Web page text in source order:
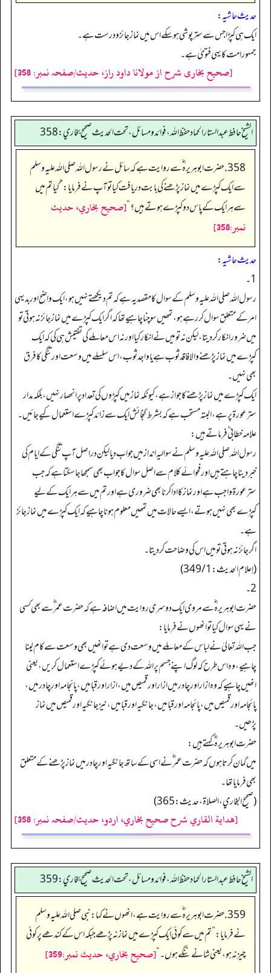
حدیث حاشیہ:
ایک ہی کپڑا جس سے ستر پوشی ہوسکے اس میں نماز جائزو درست ہے۔
جمہورامت کا یہی فتویٰ ہے۔
[صحیح بخاری شرح از مولانا داود راز، حدیث/صفحہ نمبر: 358]
الشيخ حافط عبدالستار الحماد حفظ الله، فوائد و مسائل، تحت الحديث صحيح بخاري:358
358. حضرت ابوہریرہ ؓ سے روایت ہے کہ سائل نے رسول اللہ صلی اللہ علیہ وسلم
سے ایک کپڑے میں نماز پڑھنے کی بابت دریافت کیا تو آپ نے فرمایا:”کیا تم میں
سے ہر ایک کے پاس دو کپڑے ہوتے ہیں؟“[صحيح بخاري، حديث
نمبر:358]
حدیث حاشیہ:
1۔
رسول اللہ صلی اللہ علیہ وسلم کے سوال کا مقصد یہ ہے کہ تم دیکھتے نہیں ہو، ایک واضح اور بدیہی
امر کے متعلق سوال کر رہے ہو، تمھیں سوچنا چاہیے تھا کہ اگر ایک کپڑے میں نماز جائز نہ ہوتی تو
میں ضرور انکارکردیتا، لیکن نہ تو میں نے انکار کیا اور نہ اس معاملے کی تفتیش ہی کی کہ ایک
کپڑے میں نماز پڑھنے والا فاقد ثوب ہے یا واجد ثوب، اس سلسلے میں وسعت اورتنگی کا فرق
بھی نہیں۔
ایک کپڑے میں نماز پڑھنے کا جواز ہے، کیونکہ نماز میں کپڑوں کی تعداد پر انحصار نہیں، بلکہ مدار
سترعورۃ پر ہے، البتہ مستحب ہے کہ بشرط گنجائش ایک سے زائد کپڑے استعمال کیے جائیں۔
علامہ خطابی ؒ فرماتے ہیں:
رسول اللہ صلی اللہ علیہ وسلم نے سوالیہ انداز میں جواب دیا لیکن دراصل آپ تنگی کے ایام کی
خبر دینا چاہتے ہیں اور فحوائے کلام سے اصل سوال کا جواب بھی سمجھاجاسکتا ہے کہ جب
سترعورۃ واجب ہے اور نماز کا ادا کرنا بھی ضروری ہے اورتم میں سے ہر ایک کے لیے
کپڑے بھی نہیں ہوتے، ایسے حالات میں تمھیں معلوم ہونا چاہیے کہ ایک کپڑے میں نماز جائز
ہے۔
اگرجائز نہ ہوتی تو میں اس کی وضاحت کردیتا۔
(إعلام الحدیث: 349/1)
2۔
حضرت ابوہریرہ ؓ سے مروی ایک دوسری روایت میں اضافہ ہے کہ حضرت عمر ؓ سے بھی کسی
نے یہی سوال کیا تو انھوں نے فرمایا:
جب اللہ تعالیٰ نے لباس کے معاملے میں وسعت دی ہے تو انھیں بھی وسعت سے کام لینا
چاہیے، وہ اس طرح کہ لوگ اپنے جسم پر اللہ کے دیے ہوئے کپڑے استعمال کریں، یعنی
انھیں چاہیے کہ وہ ازار اور چادر میں ازاراورقمیص میں، ازار اورقبا میں، پائجامہ اور چادر میں،
پائجامہ اور قمیص میں، پائجامہ اورقبا میں، جانگیہ اور قبا میں، نیز جانگیہ اور قمیص میں نما ز
پڑھیں۔
حضرت ابوہریرہ ؓ کہتے ہیں:
میں گمان کرتا ہوں کہ حضرت عمر ؓ نے اسی کے ساتھ جانگیہ اورچادر میں نماز پڑھنے کے متعلق
بھی فرمایا تھا۔
(صحیح البخاري، الصلاة، حدیث: 365)
[هداية القاري شرح صحيح بخاري، اردو، حدیث/صفحہ نمبر: 358]
الشيخ حافط عبدالستار الحماد حفظ الله، فوائد و مسائل، تحت الحديث صحيح بخاري:359
359. حضرت ابوہریرہ ؓ سے روایت ہے، انھوں نے کہا: نبی صلی اللہ علیہ وسلم
نے فرمایا:”تم میں سے کوئی ایک کپڑے میں نماز نہ پڑھے جبکہ اس کے کندھے پر کوئی
چیز نہ ہو، یعنی شانے ننگے ہوں۔“[صحيح بخاري، حديث نمبر:359]